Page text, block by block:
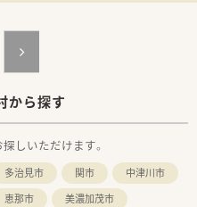
対応するDI業務や、社内従業員に
任せする予定です。
ますが、企業内での管理薬剤師
して応募が可能です。
に抵抗がない方を望みます。
伝える能力が求められるため、DI
は特に優遇されます。
から探す
しいただけます。
多治見市 関市
中津川市
恵那市 美濃加茂市